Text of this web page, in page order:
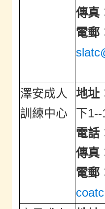
傳真
電郵
澤安成人
訓練中心
地址
下
電話
傳真
電郵